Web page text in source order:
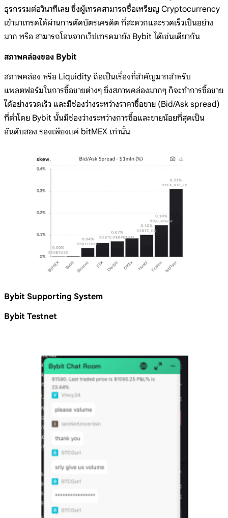
ธุรกรรมต่อวินาทีเลย ซึ่งผู้เทรดสามารถซื้อเหรียญ Cryptocurrency
เข้ามาเทรดได้ผ่านการตัดบัตรเครดิต ที่สะดวกและรวดเร็วเป็นอย่าง
มาก หรือ สามารถโอนจากเว็ปเทรดมายัง Bybit ได้เช่นเดียวกัน
สภาพคล่องของ Bybit
สภาพคล่อง หรือ Liquidity ถือเป็นเรื่องที่สำคัญมากสำหรับ
แพลตฟอร์มในการซื้อขายต่างๆ ยิ่งสภาพคล่องมากๆ ก็จะทำการซื้อขาย
ได้อย่างรวดเร็ว และมีช่องว่างระหว่างราคาซื้อขาย (Bid/Ask spread)
ที่ต่ำโดย Bybit นั้นมีช่องว่างระหว่างการซื้อและขายน้อยที่สุดเป็น
อันดับสอง รองเพียงแค่ bitMEX เท่านั้น
Bybit Supporting System
Bybit Testnet